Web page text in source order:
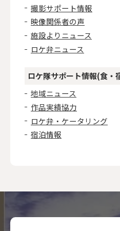
撮影サポート情報
映像関係者の声
施設よりニュース
ロケ弁ニュース
ロケ隊サポート情報(食・
地域ニュース
作品実績協力
ロケ弁・ケータリング
宿泊情報